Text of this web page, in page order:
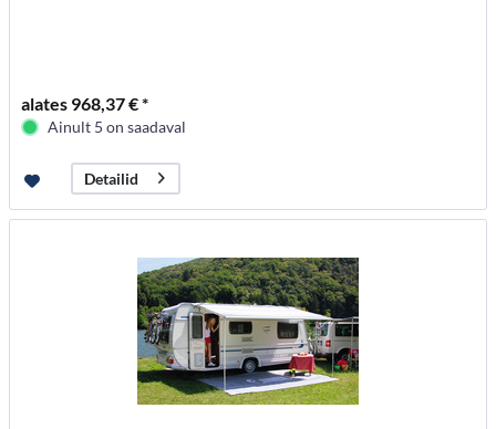
alates 968,37 € *
Ainult 5 on saadaval
Detailid